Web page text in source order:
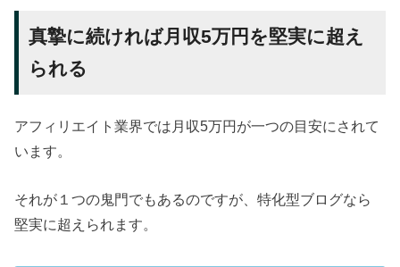
真摯に続ければ月収5万円を堅実に超え
られる
アフィリエイト業界では月収5万円が一つの目安にされて
います。
それが１つの鬼門でもあるのですが、特化型ブログなら
堅実に超えられます。